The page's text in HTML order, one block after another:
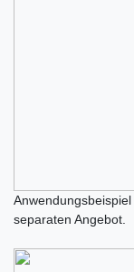
separaten Angebot.